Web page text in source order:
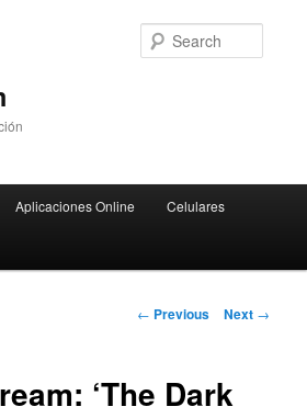
Aplicaciones Online Celulares
Post
← Previous Next →
‘The Dark